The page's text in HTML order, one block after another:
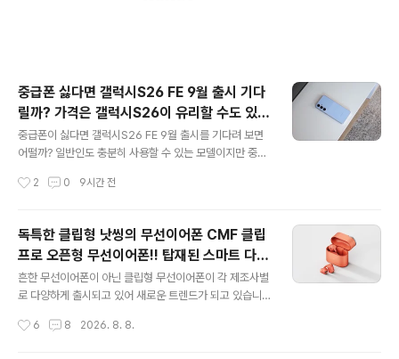
중급폰 싫다면 갤럭시S26 FE 9월 출시 기다
릴까? 가격은 갤럭시S26이 유리할 수도 있어
중학생폰으로는
중급폰이 싫다면 갤럭시S26 FE 9월 출시를 기다려 보면
어떨까? 일반인도 충분히 사용할 수 있는 모델이지만 중급
설득보다는 갤럭시S26 중에 선택을 맡기는 것도 괜찮을
6과 유사한 카메라 모듈을 적용했으며 작년 플래그십 칩이
었던 엑시노스 2500이 그대로 탑재되어 여전히 플래그십
수준의 속도를 즐길 수 있습니다. 배터리 용량이 5,100m
Ah로 증가되었지만 디스플레이 업그레이드는 없습니다.
사용하고 카메라 성능은 큰 변화는 없습니다. 갤럭시S26
2 0 9시간 전
독특한 클립형 낫씽의 무선이어폰 CMF 클립
프로 오픈형 무선이어폰!! 탑재된 스마트 다이
얼 기능은 뭘까?
흔한 무선이어폰이 아닌 클립형 무선이어폰이 각 제조사별
로 다양하게 출시되고 있어 새로운 트렌드가 되고 있습니
스 제조업체로 이번에는 스마트 다이얼을 탑재한 무선이어
6 8 2026. 8. 8.